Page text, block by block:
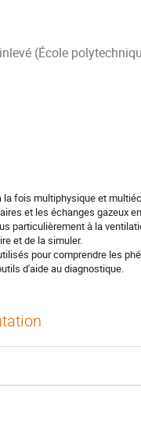
(École
la fois multiphysique et
et les échanges gazeux
particulièrement à la
et de la simuler.
pour comprendre les
d'aide au diagnostique.